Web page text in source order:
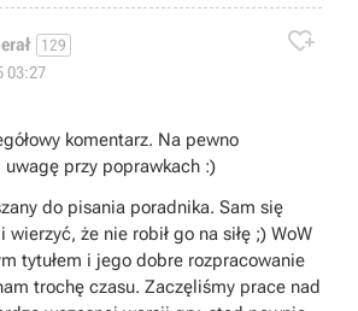
dać uniwersalne porady na temat
bitwy różnymi okrętami. W
z pewnością zostanie zaktualizowany
mechaniki rządzące grą.
pocisków przeciwpancernych na
Owszem, pocisk trafiający w
przebije wtedy pancerz i
niż odłamkowo-burzący. Niestety
nie możemy w ogóle celować.
pocisków w ogóle nie trafi, część
a część trafi w wystające
kominy, działa i również nie zada
129
03:27

komentarz. Na pewno
przy poprawkach :)
do pisania poradnika. Sam się
wierzyć, że nie robił go na siłę ;) WoW
tytułem i jego dobre rozpracowanie
trochę czasu. Zaczęliśmy prace nad